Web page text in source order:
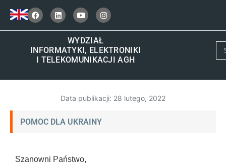
WYDZIAŁ
INFORMATYKI, ELEKTRONIKI
I TELEKOMUNIKACJI AGH
Data publikacji: 28 lutego, 2022
POMOC DLA UKRAINY
Szanowni Państwo,